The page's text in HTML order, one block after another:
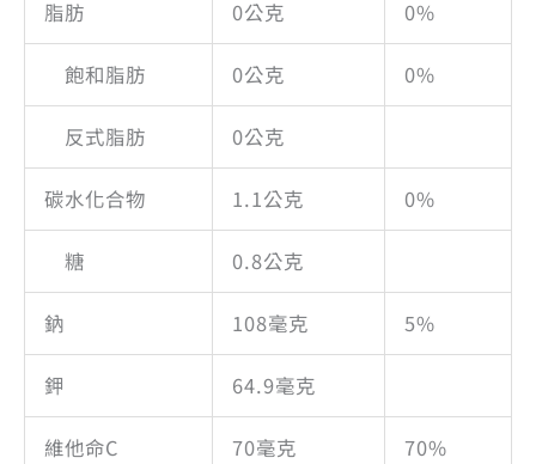
脂肪 0公克 0%
飽和脂肪 0公克 0%
反式脂肪 0公克
碳水化合物 1.1公克 0%
糖 0.8公克
鈉 108毫克 5%
鉀 64.9毫克
維他命C 70毫克 70%